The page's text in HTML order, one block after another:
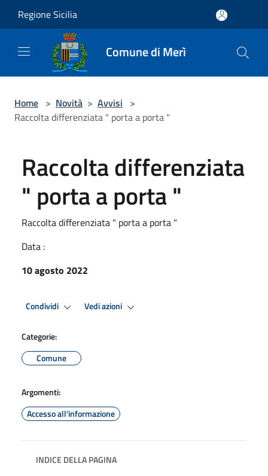
Regione Sicilia
Comune di Merì
Home > Novità > Avvisi >
Raccolta differenziata " porta a porta "
Raccolta differenziata
" porta a porta "
Raccolta differenziata " porta a porta "
Data :
10 agosto 2022
Condividi Vedi azioni
Categorie:
Comune
Argomenti:
Accesso all'informazione
INDICE DELLA PAGINA